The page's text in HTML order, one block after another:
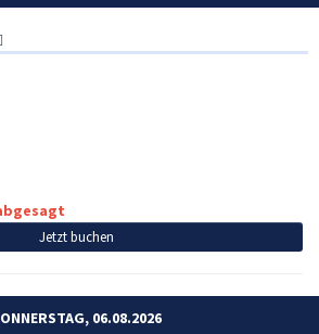
Jetzt buchen
06.08.2026